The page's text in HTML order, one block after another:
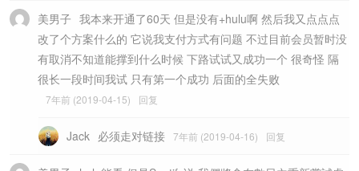
美男子 我本来开通了60天 但是没有+hulu啊 然后我又点点点
改了个方案什么的 它说我支付方式有问题 不过目前会员暂时没
有取消不知道能撑到什么时候 下路试试又成功一个 很奇怪 隔
很长一段时间我试 只有第一个成功 后面的全失败
7年前 (2019-04-15) 回复
Jack 必须走对链接 7年前 (2019-04-16) 回复